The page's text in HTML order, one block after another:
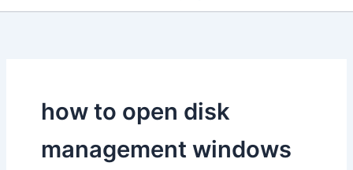
how to open disk
management windows